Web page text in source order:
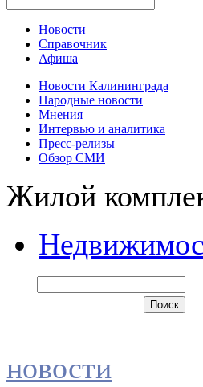
Новости
Справочник
Афиша
Новости Калининграда
Народные новости
Мнения
Интервью и аналитика
Пресс-релизы
Обзор СМИ
Жилой
новости